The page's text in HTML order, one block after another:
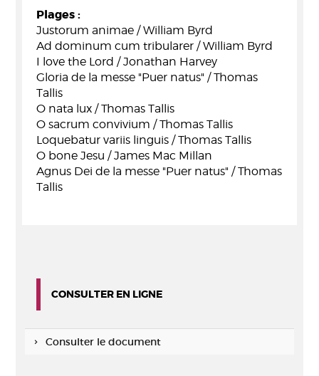
Plages :
Justorum animae / William Byrd
Ad dominum cum tribularer / William Byrd
I love the Lord / Jonathan Harvey
Gloria de la messe "Puer natus" / Thomas
Tallis
O nata lux / Thomas Tallis
O sacrum convivium / Thomas Tallis
Loquebatur variis linguis / Thomas Tallis
O bone Jesu / James Mac Millan
Agnus Dei de la messe "Puer natus" / Thomas
Tallis
CONSULTER EN LIGNE
Consulter le document